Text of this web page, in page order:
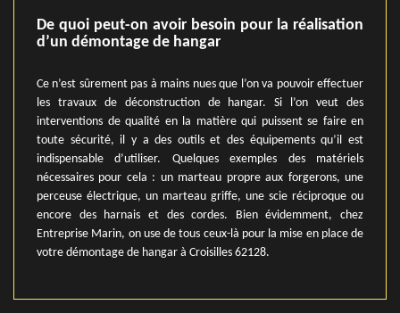
De quoi peut-on avoir besoin pour la réalisation
d’un démontage de hangar
Ce n’est sûrement pas à mains nues que l’on va pouvoir effectuer
les travaux de déconstruction de hangar. Si l’on veut des
interventions de qualité en la matière qui puissent se faire en
toute sécurité, il y a des outils et des équipements qu’il est
indispensable d’utiliser. Quelques exemples des matériels
nécessaires pour cela : un marteau propre aux forgerons, une
perceuse électrique, un marteau griffe, une scie réciproque ou
encore des harnais et des cordes. Bien évidemment, chez
Entreprise Marin, on use de tous ceux-là pour la mise en place de
votre démontage de hangar à Croisilles 62128.